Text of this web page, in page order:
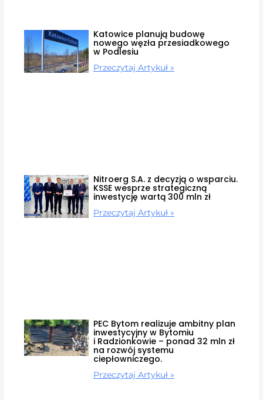
Katowice planują budowę
nowego węzła przesiadkowego
w Podlesiu
Przeczytaj Artykuł »
Nitroerg S.A. z decyzją o wsparciu.
KSSE wesprze strategiczną
inwestycję wartą 300 mln zł
Przeczytaj Artykuł »
PEC Bytom realizuje ambitny plan
inwestycyjny w Bytomiu
i Radzionkowie – ponad 32 mln zł
na rozwój systemu
ciepłowniczego.
Przeczytaj Artykuł »